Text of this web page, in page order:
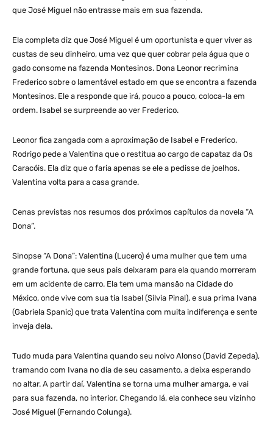
que José Miguel não entrasse mais em sua fazenda.
Ela completa diz que José Miguel é um oportunista e quer viver as
custas de seu dinheiro, uma vez que quer cobrar pela água que o
gado consome na fazenda Montesinos. Dona Leonor recrimina
Frederico sobre o lamentável estado em que se encontra a fazenda
Montesinos. Ele a responde que irá, pouco a pouco, coloca-la em
ordem. Isabel se surpreende ao ver Frederico.
Leonor fica zangada com a aproximação de Isabel e Frederico.
Rodrigo pede a Valentina que o restitua ao cargo de capataz da Os
Caracóis. Ela diz que o faria apenas se ele a pedisse de joelhos.
Valentina volta para a casa grande.
Cenas previstas nos resumos dos próximos capítulos da novela “A
Dona”.
Sinopse “A Dona”: Valentina (Lucero) é uma mulher que tem uma
grande fortuna, que seus pais deixaram para ela quando morreram
em um acidente de carro. Ela tem uma mansão na Cidade do
México, onde vive com sua tia Isabel (Silvia Pinal), e sua prima Ivana
(Gabriela Spanic) que trata Valentina com muita indiferença e sente
inveja dela.
Tudo muda para Valentina quando seu noivo Alonso (David Zepeda),
tramando com Ivana no dia de seu casamento, a deixa esperando
no altar. A partir daí, Valentina se torna uma mulher amarga, e vai
para sua fazenda, no interior. Chegando lá, ela conhece seu vizinho
José Miguel (Fernando Colunga).